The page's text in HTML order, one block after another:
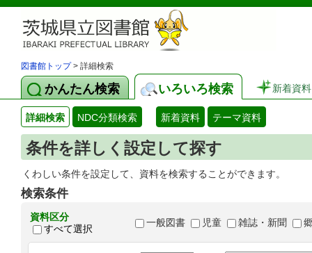
図書館トップ> 詳細検索
かんたん検索 いろいろ検索 新着資料
詳細検索 NDC分類検索 新着資料 テーマ資料
条件を詳しく設定して探す
くわしい条件を設定して、資料を検索することができます。
検索条件
資料区分
すべて選択
一般図書 児童 雑誌・新聞